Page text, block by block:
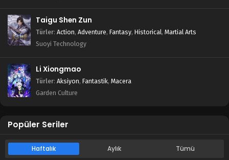
Taigu Shen Zun
Türler: Action, Adventure, Fantasy, Historical, Martial Arts
Suoyi Technology
Li Xiongmao
Türler: Aksiyon, Fantastik, Macera
Garden Culture
Popüler Seriler
Haftalık Aylık Tümü